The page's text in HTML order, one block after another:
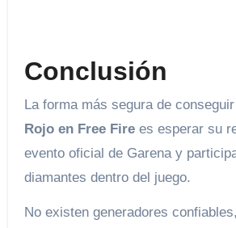
Conclusión
La forma más segura de conseguir
Rojo en Free Firees esperar su
evento oficial de Garena y
diamantes dentro del juego.
No existen generadores